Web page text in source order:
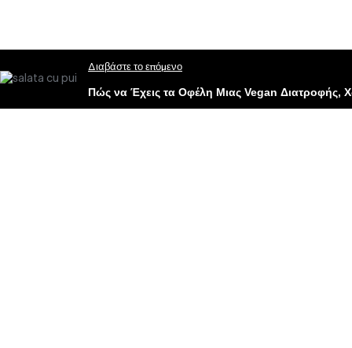
Διαβάστε το επόμενο
Πώς να Έχεις τα Οφέλη Μιας Vegan Διατροφής,